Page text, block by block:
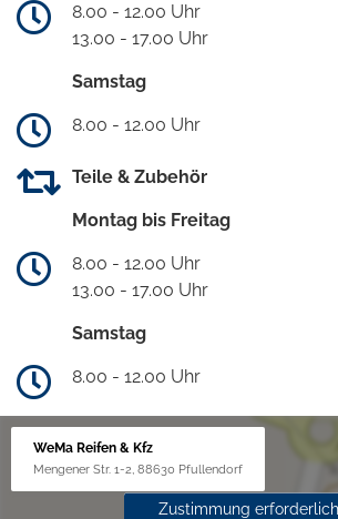
8.00 - 12.00 Uhr
13.00 - 17.00 Uhr
Samstag
8.00 - 12.00 Uhr
Teile & Zubehör
Montag bis Freitag
8.00 - 12.00 Uhr
13.00 - 17.00 Uhr
Samstag
8.00 - 12.00 Uhr
WeMa Reifen & Kfz
Mengener Str. 1-2, 88630 Pfullendorf
Zustimmung erforderlich